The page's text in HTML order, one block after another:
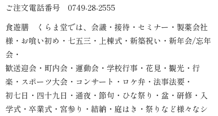
席
理
オ
ご注文電話番号 0749-28-2555
食遊膳 くらま堂では、会議・接待・セミナー・製薬会社
様・お喰い初め・七五三・上棟式・新築祝い・新年会/忘年
会・
歓送迎会・町内会・運動会・学校行事・花見・観光・行
楽・スポーツ大会・コンサート・ロケ弁・法事法要・
初七日・四十九日・通夜・節句・ひな祭り・盆・研修・入
学式・卒業式・宮参り・結納・庭はき・祭りなど様々なシ